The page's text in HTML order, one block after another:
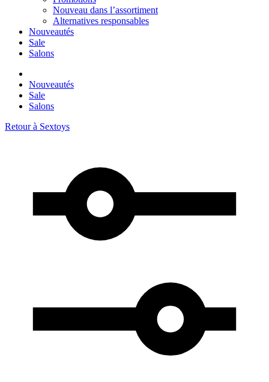
Nouveau dans l’assortiment
Alternatives responsables
Nouveautés
Sale
Salons
Nouveautés
Sale
Salons
Retour à Sextoys